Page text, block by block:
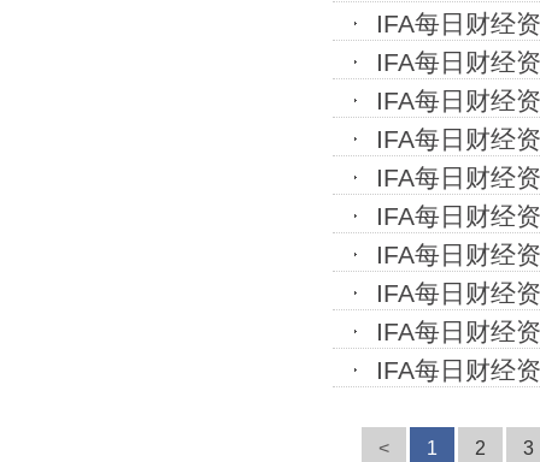
IFA每日财经
IFA每日财经
IFA每日财经
IFA每日财经
IFA每日财经
IFA每日财经
IFA每日财经
IFA每日财经
IFA每日财经
IFA每日财经
< 1 2 3